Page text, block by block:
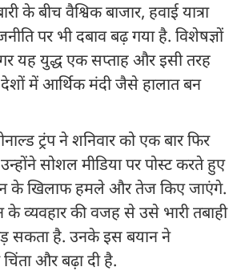
के बीच वैश्विक बाजार, हवाई यात्रा
पर भी दबाव बढ़ गया है. विशेषज्ञों
यह युद्ध एक सप्ताह और इसी तरह
में आर्थिक मंदी जैसे हालात बन
ट्रंप ने शनिवार को एक बार फिर
सोशल मीडिया पर पोस्ट करते हुए
के खिलाफ हमले और तेज किए जाएंगे.
के व्यवहार की वजह से उसे भारी तबाही
सकता है. उनके इस बयान ने
चिंता और बढ़ा दी है.